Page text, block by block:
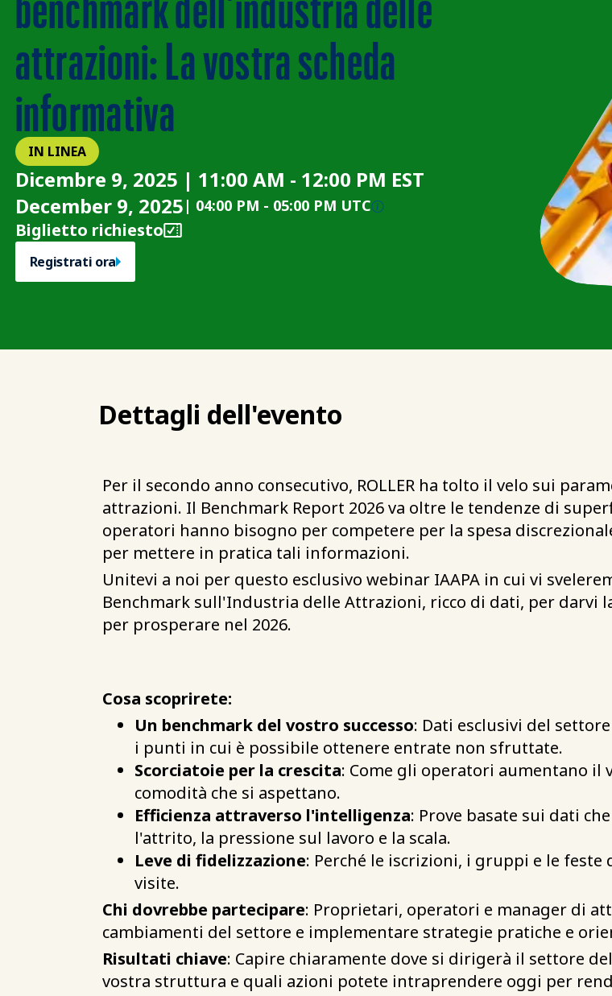
attrazioni: La vostra scheda
informativa
IN LINEA
Dicembre 9, 2025 | 11:00 AM - 12:00 PM EST
December 9, 2025 | 04:00 PM - 05:00 PM UTC
Biglietto richiesto
Registrati ora
Dettagli dell'evento
Per il secondo anno consecutivo, ROLLER ha tolto il velo sui
attrazioni. Il Benchmark Report 2026 va oltre le tendenze di
operatori hanno bisogno per competere per la spesa
per mettere in pratica tali informazioni.
Unitevi a noi per questo esclusivo webinar IAAPA in cui vi
Benchmark sull'Industria delle Attrazioni, ricco di dati, per darvi
per prosperare nel 2026.
Cosa scoprirete:
Un benchmark del vostro successo: Dati esclusivi del
i punti in cui è possibile ottenere entrate non sfruttate.
Scorciatoie per la crescita: Come gli operatori aumentano
comodità che si aspettano.
Efficienza attraverso l'intelligenza: Prove basate sui dati
l'attrito, la pressione sul lavoro e la scala.
Leve di fidelizzazione: Perché le iscrizioni, i gruppi e le
visite.
Chi dovrebbe partecipare: Proprietari, operatori e manager di
cambiamenti del settore e implementare strategie pratiche e
Risultati chiave: Capire chiaramente dove si dirigerà il settore
vostra struttura e quali azioni potete intraprendere oggi per